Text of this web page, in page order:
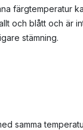
färgtemperatur
och blått och är
stämning.
samma